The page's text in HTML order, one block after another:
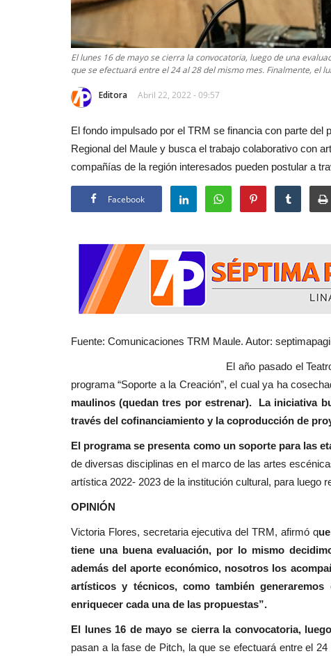
El lunes 16 de mayo se cierra la convocatoria, luego de una
que se efectuará entre el 24 al 28 del mismo mes. Finalmente, el
Editora Abril 22, 2022 - 09:57
El fondo impulsado por el TRM se financia con parte del
Regional del Maule y busca el trabajo colaborativo con
compañías de la región interesados pueden postular a
Facebook
Fuente: Comunicaciones TRM Maule. Autor:
El año pasado el Teatro Regional del
programa “Soporte a la Creación”, el cual ya ha
maulinos (quedan tres por estrenar). La iniciativa
través del cofinanciamiento y la coproducción de
El programa se presenta como un soporte para las
de diversas disciplinas en el marco de las artes
artística 2022- 2023 de la institución cultural, para luego
OPINIÓN
Victoria Flores, secretaria ejecutiva del TRM, afirmó q
tiene una buena evaluación, por lo mismo
además del aporte económico, nosotros los
artísticos y técnicos, como también
enriquecer cada una de las propuestas”.
El lunes 16 de mayo se cierra la convocatoria,
pasan a la fase de Pitch, la que se efectuará entre el
Banda linarense Los Remembers
regresa de Brasil tras impulsar...
Editora Julio 30, 2026 144
La agrupación compartió durante una semana con
estudiantes y autoridades...